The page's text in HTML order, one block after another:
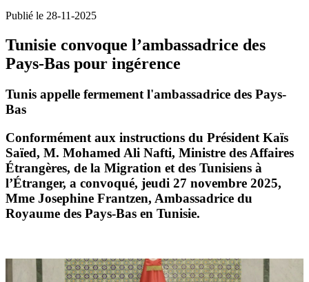
Publié le 28-11-2025
Tunisie convoque l’ambassadrice des
Pays-Bas pour ingérence
Tunis appelle fermement l'ambassadrice des Pays-
Bas
Conformément aux instructions du Président Kaïs
Saïed, M. Mohamed Ali Nafti, Ministre des Affaires
Étrangères, de la Migration et des Tunisiens à
l’Étranger, a convoqué, jeudi 27 novembre 2025,
Mme Josephine Frantzen, Ambassadrice du
Royaume des Pays-Bas en Tunisie.